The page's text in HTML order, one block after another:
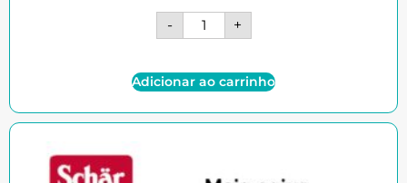
- +
Adicionar ao carrinho